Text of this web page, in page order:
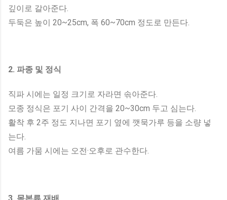
깊이로 갈아준다.
두둑은 높이 20~25cm, 폭 60~70cm 정도로 만든다.
2. 파종 및 정식
직파 시에는 일정 크기로 자라면 솎아준다.
모종 정식은 포기 사이 간격을 20~30cm 두고 심는다.
활착 후 2주 정도 지나면 포기 옆에 깻묵가루 등을 소량 넣
는다.
여름 가뭄 시에는 오전·오후로 관수한다.
3. 목본류 재배